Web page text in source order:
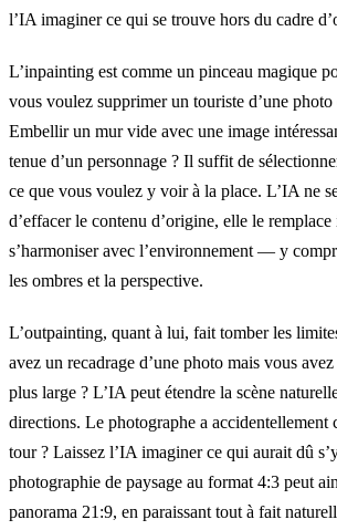
l’IA imaginer ce qui se trouve hors du cadre
L’inpainting est comme un pinceau magique
vous voulez supprimer un touriste d’une photo
Embellir un mur vide avec une image
tenue d’un personnage ? Il suffit de
ce que vous voulez y voir à la place. L’IA ne
d’effacer le contenu d’origine, elle le
s’harmoniser avec l’environnement — y
les ombres et la perspective.
L’outpainting, quant à lui, fait tomber les
avez un recadrage d’une photo mais vous
plus large ? L’IA peut étendre la scène
directions. Le photographe a accidentellement
tour ? Laissez l’IA imaginer ce qui aurait dû
photographie de paysage au format 4:3 peut
panorama 21:9, en paraissant tout à fait